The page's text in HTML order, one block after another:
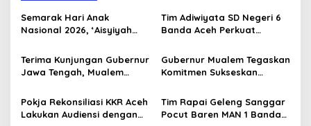
i
g
a
t
i
o
Semarak Hari Anak
Nasional 2026, ‘Aisyiyah
Perlombaan Kreatif di
Universitas Ahmad Dahlan
Tim Adiwiyata SD Negeri 6
Banda Aceh Perkuat
Kunjungan Lapangan “FOLU
Goes to School”
Terima Kunjungan Gubernur
Jawa Tengah, Mualem
Daerah
Gubernur Mualem Tegaskan
Komitmen Sukseskan
di Aceh
Pokja Rekonsiliasi KKR Aceh
Lakukan Audiensi dengan
Tim Rapai Geleng Sanggar
Pocut Baren MAN 1 Banda